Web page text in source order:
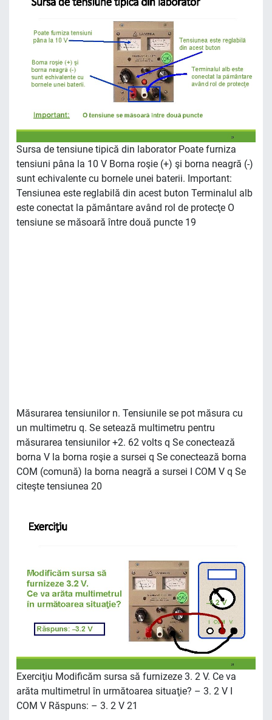
Sursa de tensiune tipică din laborator Poate furniza
tensiuni pâna la 10 V Borna roşie (+) şi borna neagră (-)
sunt echivalente cu bornele unei baterii. Important:
Tensiunea este reglabilă din acest buton Terminalul alb
este conectat la pământare având rol de protecţe O
tensiune se măsoară între două puncte 19
Măsurarea tensiunilor n. Tensiunile se pot măsura cu
un multimetru q. Se setează multimetru pentru
măsurarea tensiunilor +2. 62 volts q Se conectează
borna V la borna roşie a sursei q Se conectează borna
COM (comună) la borna neagră a sursei I COM V q Se
citeşte tensiunea 20
Exerciţiu Modificăm sursa să furnizeze 3. 2 V. Ce va
arăta multimetrul în următoarea situaţie? – 3. 2 V I
COM V Răspuns: – 3. 2 V 21